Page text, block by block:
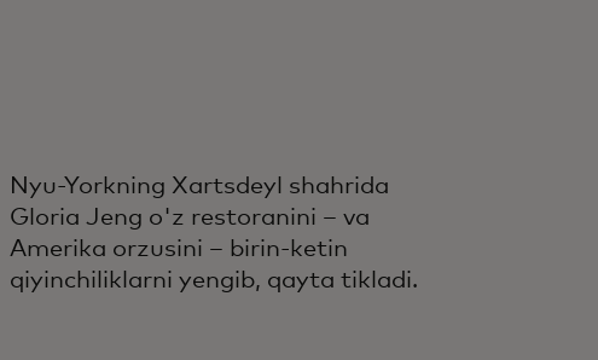
Nyu-Yorkning Xartsdeyl shahrida
Gloria Jeng o'z restoranini – va
Amerika orzusini – birin-ketin
qiyinchiliklarni yengib, qayta tikladi.